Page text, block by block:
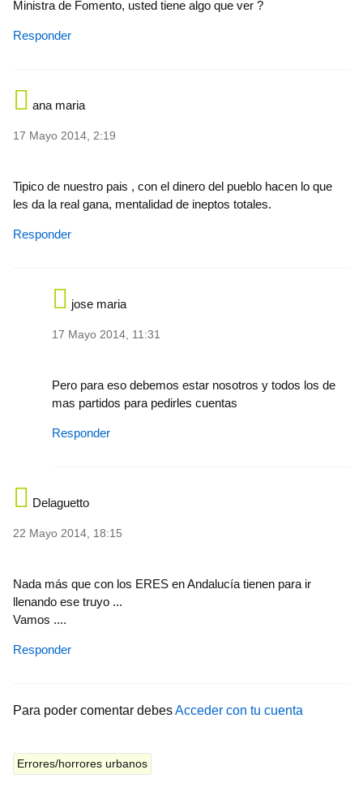
Ministra de Fomento, usted tiene algo que ver ?
Responder
ana maria
17 Mayo 2014, 2:19
Tipico de nuestro pais , con el dinero del pueblo hacen lo que
les da la real gana, mentalidad de ineptos totales.
Responder
jose maria
17 Mayo 2014, 11:31
Pero para eso debemos estar nosotros y todos los de
mas partidos para pedirles cuentas
Responder
Delaguetto
22 Mayo 2014, 18:15
Nada más que con los ERES en Andalucía tienen para ir
llenando ese truyo ...
Vamos ....
Responder
Para poder comentar debesAcceder con tu cuenta
Errores/horrores urbanos